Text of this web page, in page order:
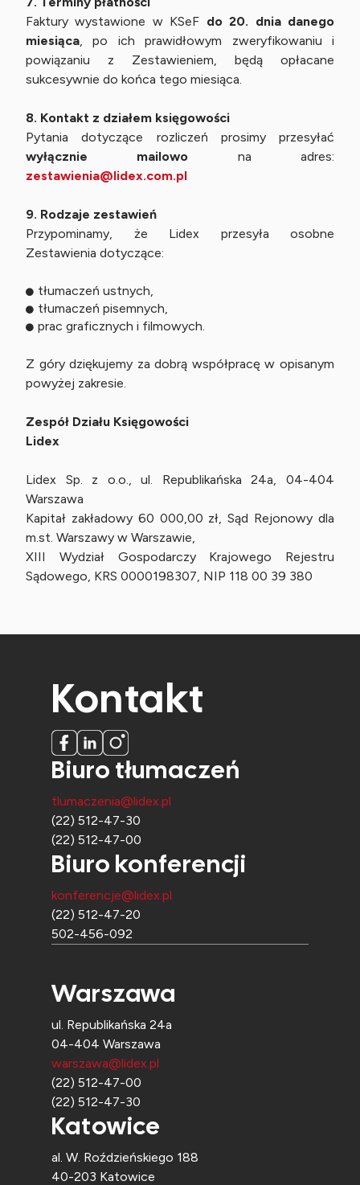
Faktury wystawione w KSeF do 20. dnia danego
miesiąca, po ich prawidłowym zweryfikowaniu i
powiązaniu z Zestawieniem, będą opłacane
sukcesywnie do końca tego miesiąca.
8. Kontakt z działem księgowości
Pytania dotyczące rozliczeń prosimy przesyłać
wyłącznie mailowo na adres:
zestawienia@lidex.com.pl
9. Rodzaje zestawień
Przypominamy, że Lidex przesyła osobne
Zestawienia dotyczące:
tłumaczeń ustnych,
tłumaczeń pisemnych,
prac graficznych i filmowych.
Z góry dziękujemy za dobrą współpracę w opisanym
powyżej zakresie.
Zespół Działu Księgowości
Lidex
Lidex Sp. z o.o., ul. Republikańska 24a, 04-404
Warszawa
Kapitał zakładowy 60 000,00 zł, Sąd Rejonowy dla
m.st. Warszawy w Warszawie,
XIII Wydział Gospodarczy Krajowego Rejestru
Sądowego, KRS 0000198307, NIP 118 00 39 380
Kontakt
Biuro tłumaczeń
tlumaczenia@lidex.pl
(22) 512-47-30
(22) 512-47-00
Biuro konferencji
konferencje@lidex.pl
(22) 512-47-20
502-456-092
Warszawa
ul. Republikańska 24a
04-404 Warszawa
warszawa@lidex.pl
(22) 512-47-00
(22) 512-47-30
Katowice
al. W. Roździeńskiego 188
40-203 Katowice